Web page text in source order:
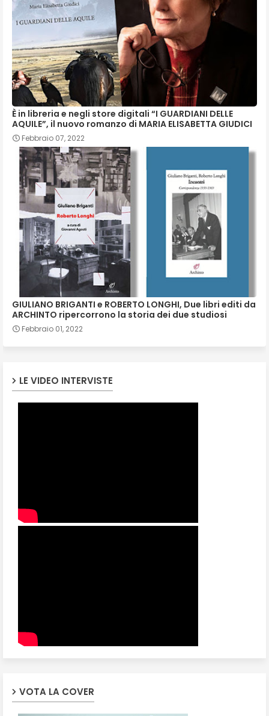
È in libreria e negli store digitali “I GUARDIANI DELLE
AQUILE”, il nuovo romanzo di MARIA ELISABETTA GIUDICI
Febbraio 07, 2022
GIULIANO BRIGANTI e ROBERTO LONGHI, Due libri editi da
ARCHINTO ripercorrono la storia dei due studiosi
Febbraio 01, 2022
LE VIDEO INTERVISTE
VOTA LA COVER